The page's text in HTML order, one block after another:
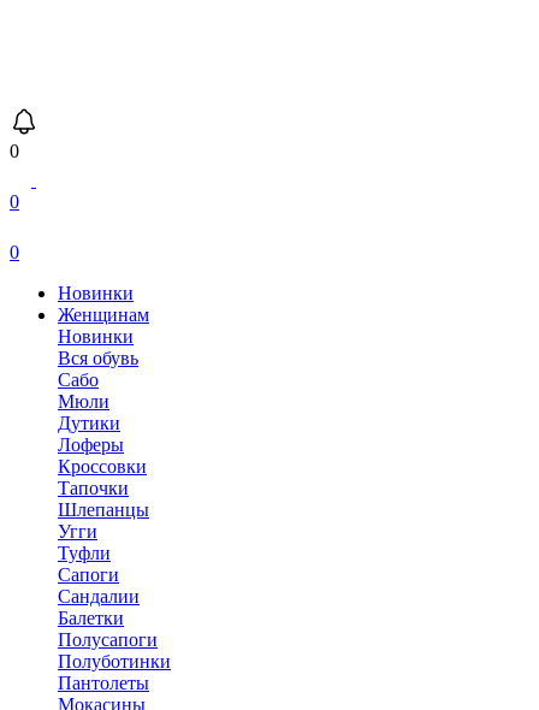
0
0
0
Новинки
Женщинам
Новинки
Вся обувь
Сабо
Мюли
Дутики
Лоферы
Кроссовки
Тапочки
Шлепанцы
Угги
Туфли
Сапоги
Сандалии
Балетки
Полусапоги
Полуботинки
Пантолеты
Мокасины